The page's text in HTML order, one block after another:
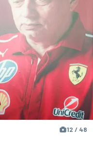
12 / 48